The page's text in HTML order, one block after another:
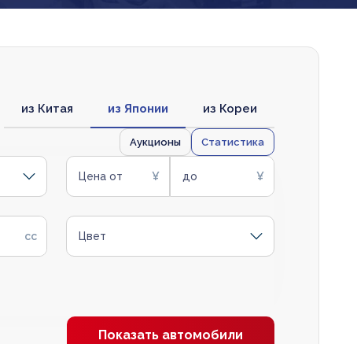
из Китая из Японии из Кореи
Аукционы Статистика
Цена от до
Цвет
Показать автомобили